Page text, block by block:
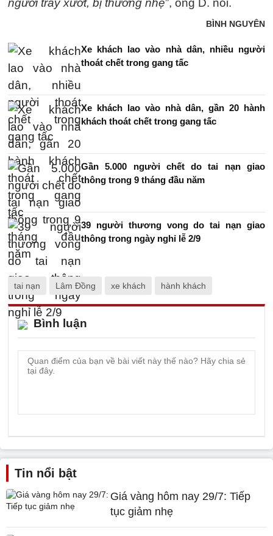
người trầy xướt, bị thương nhẹ”, ông D. nói.
BÌNH NGUYÊN
Xe khách lao vào nhà dân, nhiều người
thoát chết trong gang tấc
Xe khách lao vào nhà dân, gần 20 hành
khách thoát chết trong gang tấc
Gần 5.000 người chết do tai nạn giao
thông trong 9 tháng đầu năm
39 người thương vong do tai nạn giao
thông trong ngày nghỉ lễ 2/9
tai nạn Lâm Đồng xe khách hành khách
Bình luận
Tin nổi bật
Giá vàng hôm nay 29/7: Tiếp
tục giảm nhẹ